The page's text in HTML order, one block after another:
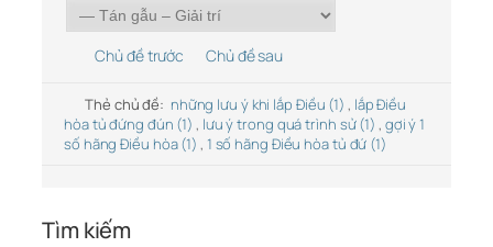
Chủ đề trước Chủ đề sau
Thẻ chủ đề: những lưu ý khi lắp Điều (1) , lắp Điều
hòa tủ đứng đún (1), lưu ý trong quá trình sử (1) , gợi ý 1
số hãng Điều hòa (1) , 1 số hãng Điều hòa tủ đứ (1)
Tìm kiếm